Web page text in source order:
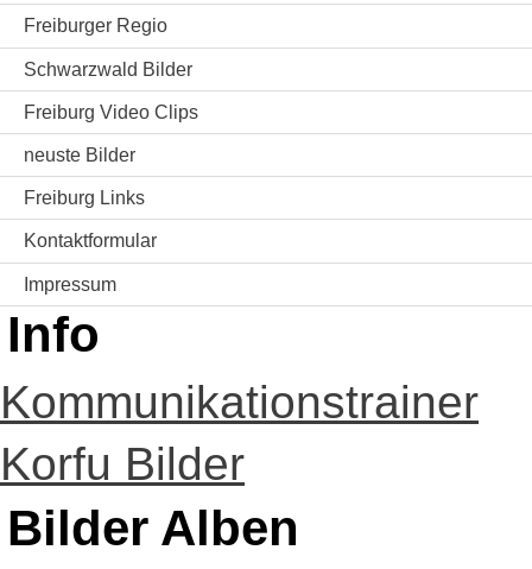
Freiburger Regio
Schwarzwald Bilder
Freiburg Video Clips
neuste Bilder
Freiburg Links
Kontaktformular
Impressum
Info
Kommunikationstrainer
Korfu Bilder
Bilder Alben